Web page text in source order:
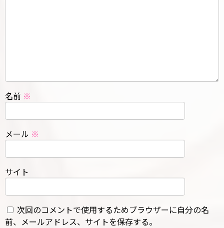
名前 ※
メール ※
サイト
次回のコメントで使用するためブラウザーに自分の名
前、メールアドレス、サイトを保存する。